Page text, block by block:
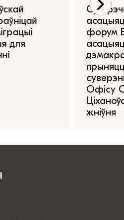
для
форум
Офісу
жніўня